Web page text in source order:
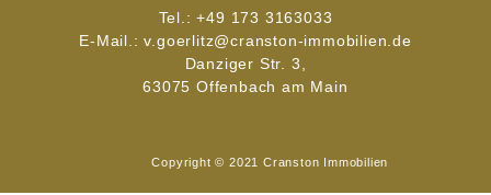
Tel.: +49 173 3163033
E-Mail.: v.goerlitz@cranston-immobilien.de
Danziger Str. 3,
63075 Offenbach am Main
Copyright © 2021 Cranston Immobilien